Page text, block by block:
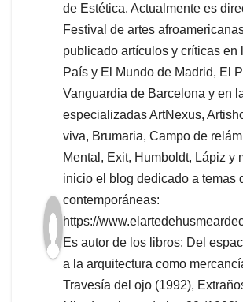
de Estética. Actualmente es
Festival de artes
publicado artículos y críticas en
País y El Mundo de Madrid, El
Vanguardia de Barcelona y en
especializadas ArtNexus,
viva, Brumaria, Campo de
Mental, Exit, Humboldt, Lápiz y
inicio el blog dedicado a temas
contemporáneas:
https://
Es autor de los libros: Del
a la arquitectura como
Travesía del ojo (1992),